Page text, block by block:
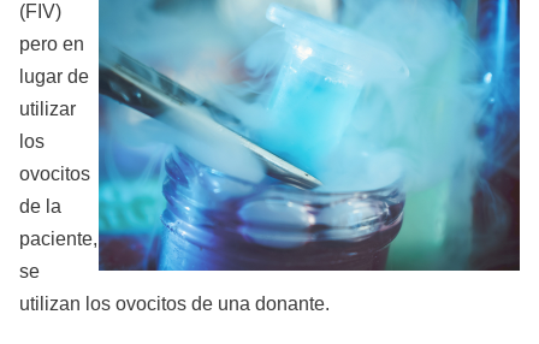
(FIV)
pero en
lugar de
utilizar
los
ovocitos
de la
paciente,
se
utilizan los ovocitos de una donante.